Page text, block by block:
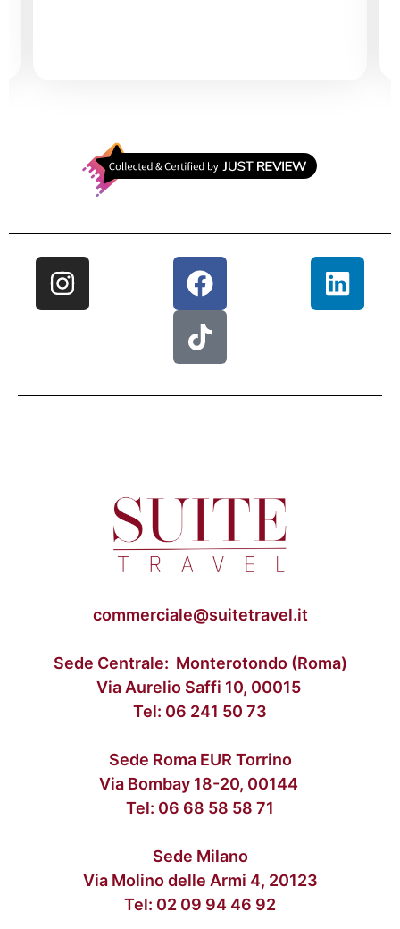
commerciale@suitetravel.it
Sede Centrale: Monterotondo (Roma)
Via Aurelio Saffi 10, 00015
Tel: 06 241 50 73
Sede Roma EUR Torrino
Via Bombay 18-20, 00144
Tel: 06 68 58 58 71
Sede Milano
Via Molino delle Armi 4, 20123
Tel: 02 09 94 46 92